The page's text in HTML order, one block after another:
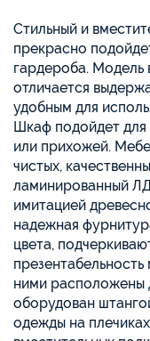
Стильный и
прекрасно
гардероба. Модель
отличается
удобным для
Шкаф подойдет для
или прихожей.
чистых,
ламинированный
имитацией
надежная
цвета,
ними расположены
оборудован
одежды на